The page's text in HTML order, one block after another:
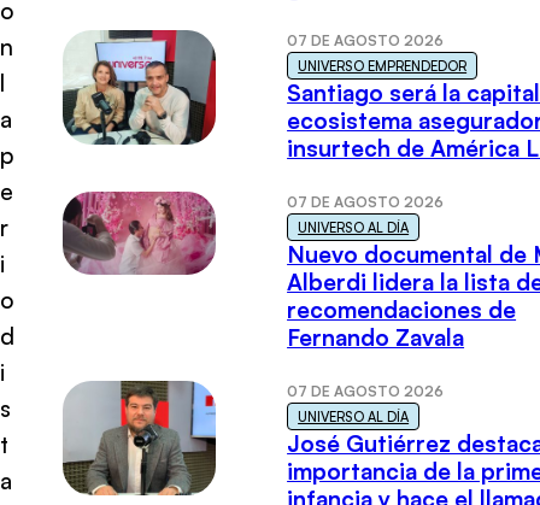
o
n
l
a
p
e
r
i
o
d
i
s
t
a
07 DE AGOSTO 2026
UNIVERSO EMPRENDEDOR
Santiago será la
ecosistema
insurtech de América
07 DE AGOSTO 2026
UNIVERSO AL DÍA
Nuevo documental de
Alberdi lidera la lista
recomendaciones de
Fernando Zavala
07 DE AGOSTO 2026
UNIVERSO AL DÍA
José Gutiérrez
importancia de la